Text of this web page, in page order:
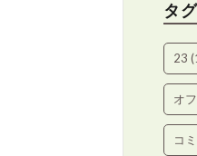
タグ
23
オ
コ